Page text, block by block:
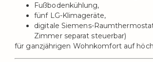
Fußbodenkühlung,
fünf LG-Klimageräte,
digitale Siemens-
Zimmer separat steuerbar)
für ganzjährigen Wohnkomfort auf